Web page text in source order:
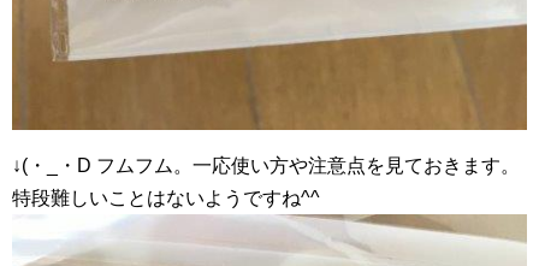
↓(・_・D フムフム。一応使い方や注意点を見ておきます。
特段難しいことはないようですね^^